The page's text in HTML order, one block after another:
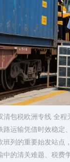
清包税欧洲专线 全
运输凭借时效稳定
列的重要始发站点
中的清关难题、税费